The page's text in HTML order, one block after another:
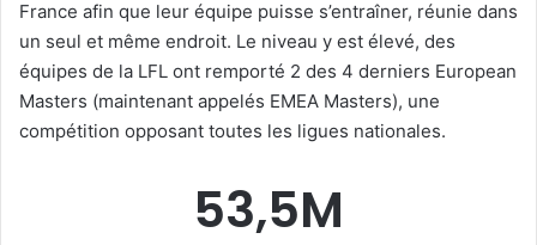
France afin que leur équipe puisse s’entraîner, réunie dans
un seul et même endroit. Le niveau y est élevé, des
équipes de la LFL ont remporté 2 des 4 derniers European
Masters (maintenant appelés EMEA Masters), une
compétition opposant toutes les ligues nationales.
53,5M